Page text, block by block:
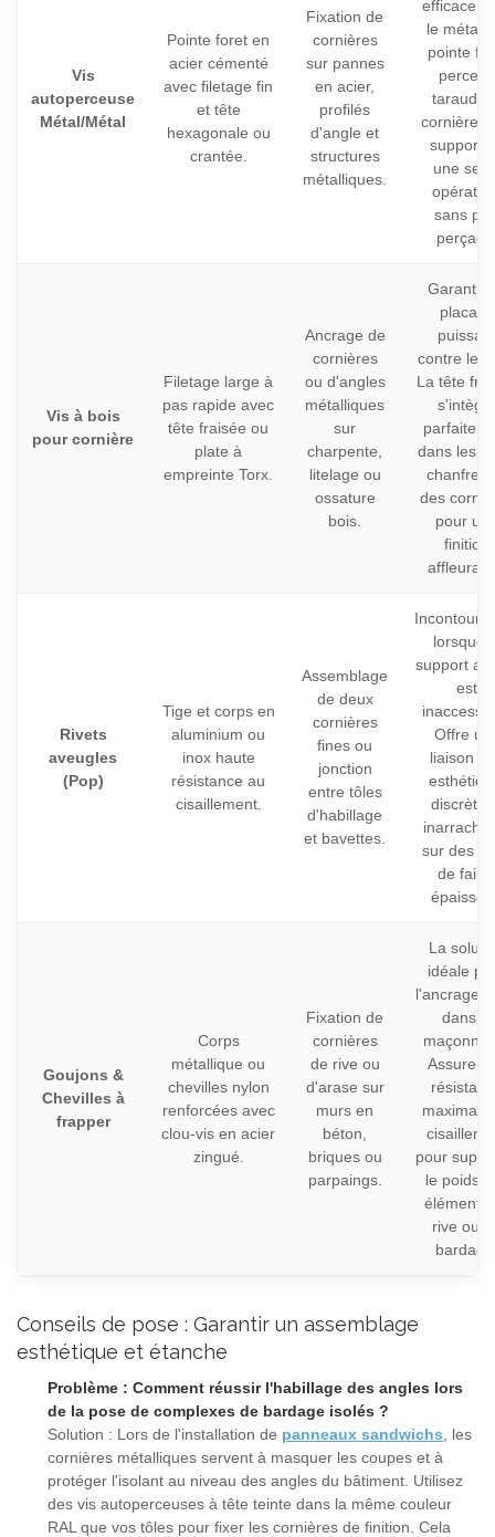
Vis
autoperceuse
Métal/Métal
Pointe foret en
acier cémenté
avec filetage fin
et tête
hexagonale ou
crantée.
Fixation de
cornières
sur pannes
en acier,
profilés
d'angle et
structures
métalliques.
efficace
le métal.
pointe
perce et
taraude
cornière
support
une
sans
Vis à bois
pour cornière
Filetage large à
pas rapide avec
tête fraisée ou
plate à
empreinte Torx.
Ancrage de
cornières
ou d'angles
métalliques
sur
charpente,
litelage ou
ossature
bois.
Garantit
placage
puissant
contre le
La tête
dans les
des
pour
finition
Rivets
aveugles
(Pop)
Tige et corps en
aluminium ou
inox haute
résistance au
cisaillement.
Assemblage
de deux
cornières
fines ou
jonction
entre tôles
d'habillage
et bavettes.
lorsque
support
est
Offre
liaison
discrète
sur des
de
Goujons &
Chevilles à
frapper
Corps
métallique ou
chevilles nylon
renforcées avec
clou-vis en acier
zingué.
Fixation de
cornières
de rive ou
d'arase sur
murs en
béton,
briques ou
parpaings.
La
idéale
l'ancrage
dans la
Assure
maximale
pour
le poids
éléments
rive ou
Conseils de pose : Garantir un assemblage
esthétique et étanche
Problème : Comment réussir l'habillage des angles lors
de la pose de complexes de bardage isolés ?
Solution : Lors de l'installation de panneaux sandwichs , les
cornières métalliques servent à masquer les coupes et à
protéger l'isolant au niveau des angles du bâtiment. Utilisez
des vis autoperceuses à tête teinte dans la même couleur
RAL que vos tôles pour fixer les cornières de finition. Cela